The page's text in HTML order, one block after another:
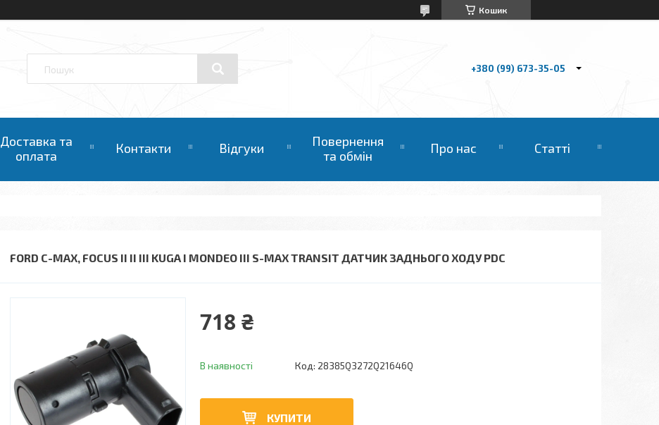
Кошик
+380 (99) 673-35-05
Доставка та
оплата
Контакти Відгуки
Повернення
та обмін
Про нас Статті
FORD C-MAX, FOCUS II II III KUGA І MONDEO III S-MAX TRANSIT ДАТЧИК ЗАДНЬОГО ХОДУ PDC
718 ₴
В наявності Код: 28385Q3272Q21646Q
КУПИТИ